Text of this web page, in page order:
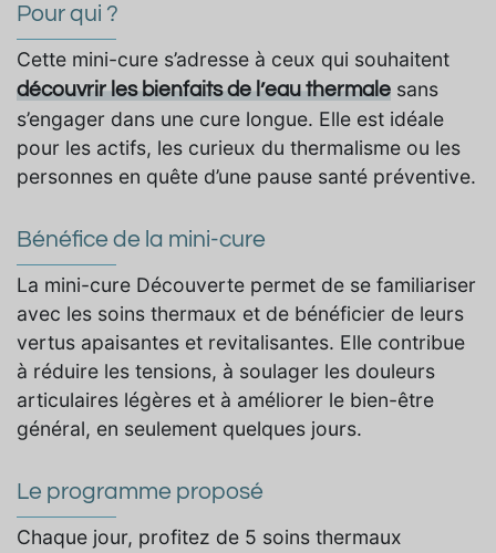
Pour qui ?
Cette mini-cure s’adresse à ceux qui souhaitent
découvrir les bienfaits de l’eau thermale sans
s’engager dans une cure longue. Elle est idéale
pour les actifs, les curieux du thermalisme ou les
personnes en quête d’une pause santé préventive.
Bénéfice de la mini-cure
La mini-cure Découverte permet de se familiariser
avec les soins thermaux et de bénéficier de leurs
vertus apaisantes et revitalisantes. Elle contribue
à réduire les tensions, à soulager les douleurs
articulaires légères et à améliorer le bien-être
général, en seulement quelques jours.
Le programme proposé
Chaque jour, profitez de 5 soins thermaux